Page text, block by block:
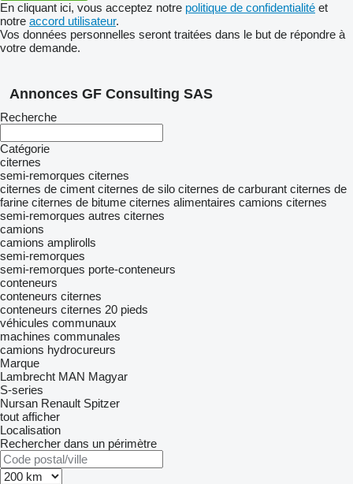
En cliquant ici, vous acceptez notre politique de confidentialité et
notre accord utilisateur.
Vos données personnelles seront traitées dans le but de répondre à
votre demande.
Annonces GF Consulting SAS
Recherche
Catégorie
citernes
semi-remorques citernes
citernes de ciment citernes de silo citernes de carburant citernes de
farine citernes de bitume citernes alimentaires camions citernes
semi-remorques autres citernes
camions
camions amplirolls
semi-remorques
semi-remorques porte-conteneurs
conteneurs
conteneurs citernes
conteneurs citernes 20 pieds
véhicules communaux
machines communales
camions hydrocureurs
Marque
Lambrecht MAN Magyar
S-series
Nursan Renault Spitzer
tout afficher
Localisation
Rechercher dans un périmètre